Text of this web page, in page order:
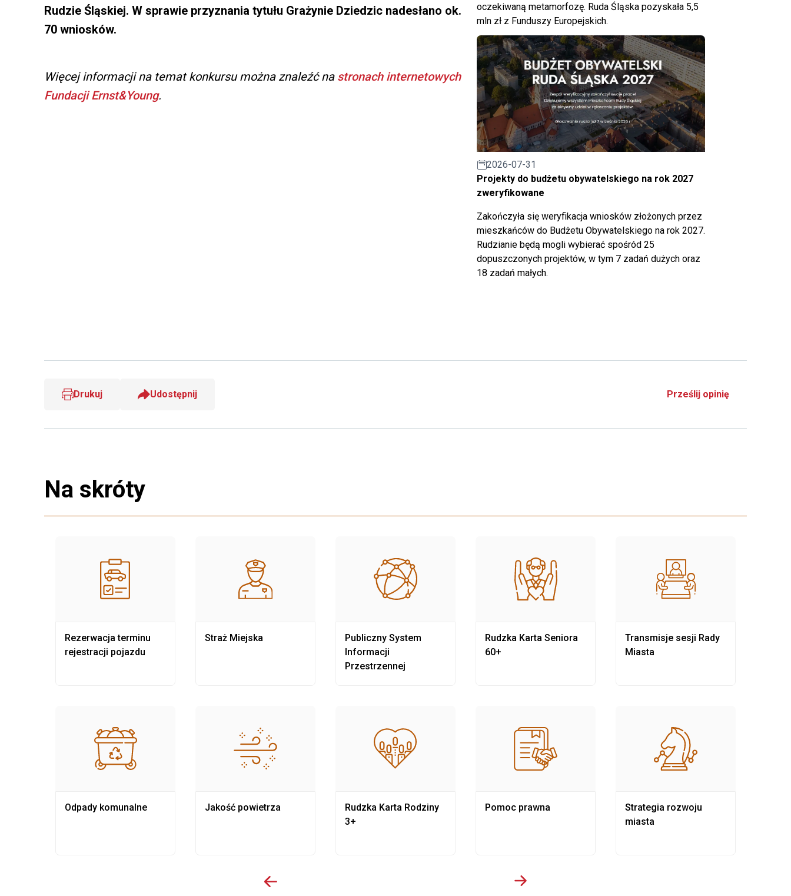
Rudzie Śląskiej. W sprawie przyznania tytułu Grażynie Dziedzic nadesłano ok.
70 wniosków.
Więcej informacji na temat konkursu można znaleźć na stronach internetowych
Fundacji Ernst&Young.
oczekiwaną metamorfozę. Ruda Śląska pozyskała 5,5
mln zł z Funduszy Europejskich.
2026-07-31
Projekty do budżetu obywatelskiego na rok 2027
zweryfikowane
Zakończyła się weryfikacja wniosków złożonych przez
mieszkańców do Budżetu Obywatelskiego na rok 2027.
Rudzianie będą mogli wybierać spośród 25
dopuszczonych projektów, w tym 7 zadań dużych oraz
18 zadań małych.
Drukuj Udostępnij Prześlij opinię
Na skróty
Rezerwacja terminu
rejestracji pojazdu
Odpady komunalne
Straż Miejska
Jakość powietrza
Publiczny System
Informacji
Przestrzennej
Rudzka Karta Rodziny
3+
Rudzka Karta Seniora
60+
Pomoc prawna
Transmisje sesji Rady
Miasta
Strategia rozwoju
miasta